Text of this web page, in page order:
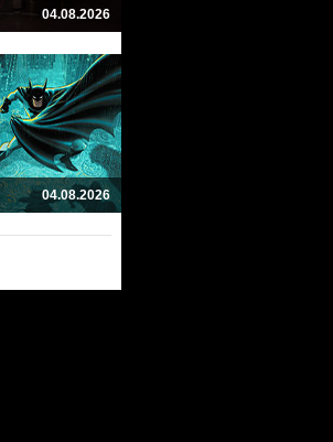
04.08.2026
04.08.2026